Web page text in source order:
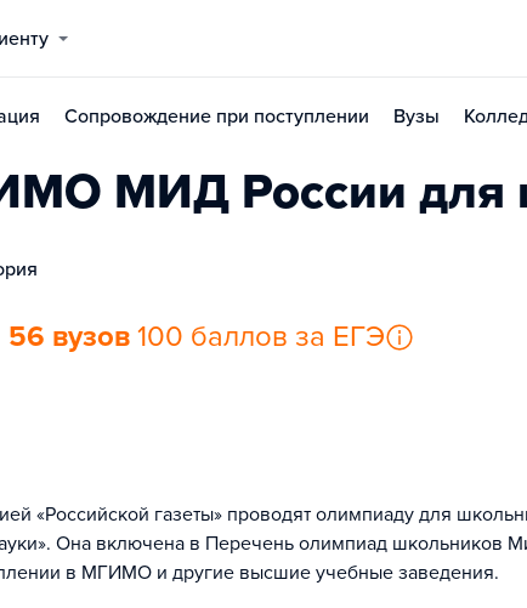
Сопровождение при поступлении Вузы
МИД России для
56 вузов 100 баллов за ЕГЭ
«Российской газеты» проводят олимпиаду для
Она включена в Перечень олимпиад школьников
в МГИМО и другие высшие учебные заведения.